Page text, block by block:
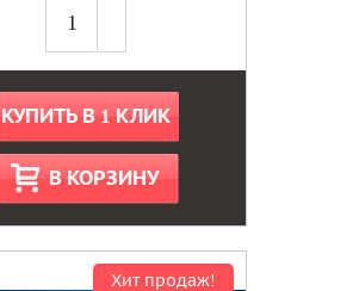
КУПИТЬ В 1 КЛИК
В КОРЗИНУ
Хит продаж!